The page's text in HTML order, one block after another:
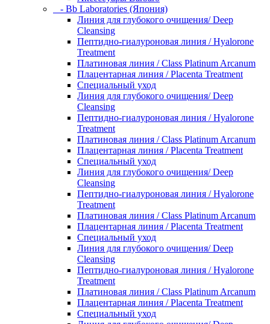
- Bb Laboratories (Япония)
Линия для глубокого очищения/ Deep
Cleansing
Пептидно-гиалуроновая линия / Hyalorone
Treatment
Платиновая линия / Class Platinum Arcanum
Плацентарная линия / Placenta Treatment
Специальный уход
Линия для глубокого очищения/ Deep
Cleansing
Пептидно-гиалуроновая линия / Hyalorone
Treatment
Платиновая линия / Class Platinum Arcanum
Плацентарная линия / Placenta Treatment
Специальный уход
Линия для глубокого очищения/ Deep
Cleansing
Пептидно-гиалуроновая линия / Hyalorone
Treatment
Платиновая линия / Class Platinum Arcanum
Плацентарная линия / Placenta Treatment
Специальный уход
Линия для глубокого очищения/ Deep
Cleansing
Пептидно-гиалуроновая линия / Hyalorone
Treatment
Платиновая линия / Class Platinum Arcanum
Плацентарная линия / Placenta Treatment
Специальный уход